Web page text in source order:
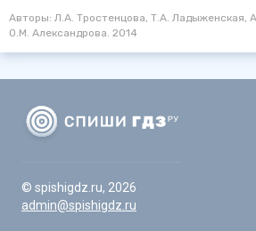
Авторы: Л.А. Тростенцова, Т.А. Ладыженская,
О.М. Александрова. 2014
© spishigdz.ru, 2026
admin@spishigdz.ru